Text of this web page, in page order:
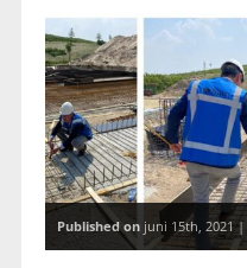
Published onjuni 15th, 2021 |